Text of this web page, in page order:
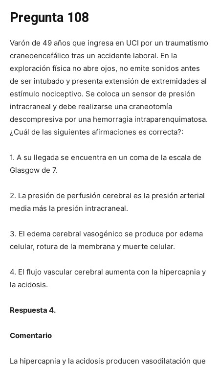
Pregunta 108
Varón de 49 años que ingresa en UCI por un traumatismo
craneoencefálico tras un accidente laboral. En la
exploración física no abre ojos, no emite sonidos antes
de ser intubado y presenta extensión de extremidades al
estímulo nociceptivo. Se coloca un sensor de presión
intracraneal y debe realizarse una craneotomía
descompresiva por una hemorragia intraparenquimatosa.
¿Cuál de las siguientes afirmaciones es correcta?:
1. A su llegada se encuentra en un coma de la escala de
Glasgow de 7.
2. La presión de perfusión cerebral es la presión arterial
media más la presión intracraneal.
3. El edema cerebral vasogénico se produce por edema
celular, rotura de la membrana y muerte celular.
4. El flujo vascular cerebral aumenta con la hipercapnia y
la acidosis.
Respuesta 4.
Comentario
La hipercapnia y la acidosis producen vasodilatación que